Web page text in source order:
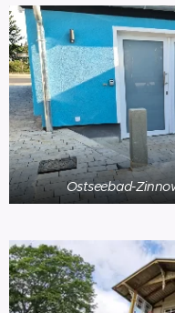
Ostseebad-